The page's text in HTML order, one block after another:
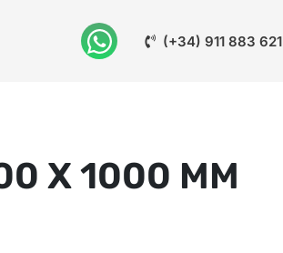
(+34) 911 883 621
X 1000 MM